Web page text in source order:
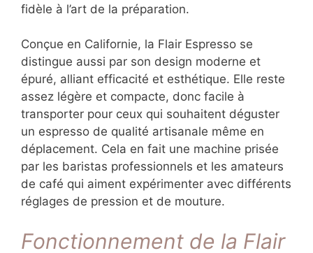
fidèle à l’art de la préparation.
Conçue en Californie, la Flair Espresso se
distingue aussi par son design moderne et
épuré, alliant efficacité et esthétique. Elle reste
assez légère et compacte, donc facile à
transporter pour ceux qui souhaitent déguster
un espresso de qualité artisanale même en
déplacement. Cela en fait une machine prisée
par les baristas professionnels et les amateurs
de café qui aiment expérimenter avec différents
réglages de pression et de mouture.
Fonctionnement de la Flair